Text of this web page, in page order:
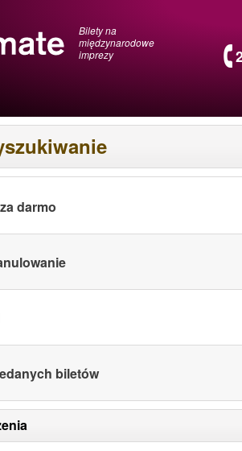
Bilety na
międzynarodowe
imprezy
darmo
biletów